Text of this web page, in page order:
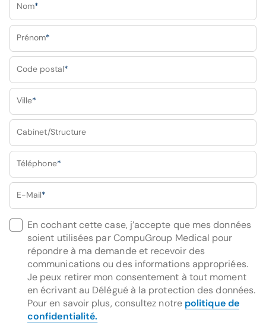
Nom*
Prénom*
Code postal*
Ville*
Cabinet/Structure
Téléphone*
E-Mail*
En cochant cette case, j’accepte que mes données
soient utilisées par CompuGroup Medical pour
répondre à ma demande et recevoir des
communications ou des informations appropriées.
Je peux retirer mon consentement à tout moment
en écrivant au Délégué à la protection des données.
Pour en savoir plus, consultez notre politique de
confidentialité.